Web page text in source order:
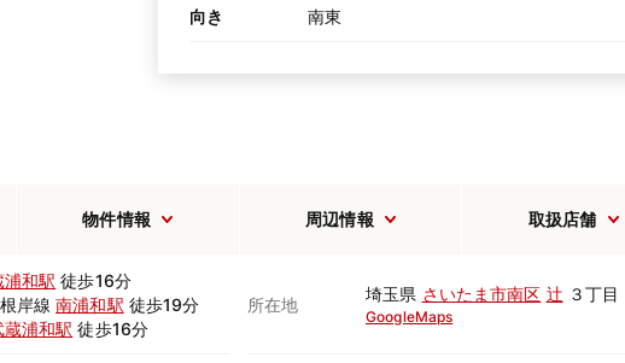
向き 南東
物件情報 周辺情報 取扱店舗
浦和駅 徒歩16分
岸線南浦和駅 徒歩19分
蔵浦和駅 徒歩16分
所在地
埼玉県 さいたま市南区 辻 ３丁目
GoogleMaps